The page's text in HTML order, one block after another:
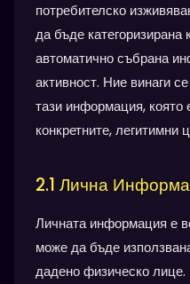
потребителско
да бъде
автоматично събрана
активност. Ние винаги
тази информация, която
конкретните, легитимни
2.1 Лична
Личната информация е
може да бъде
дадено физическо